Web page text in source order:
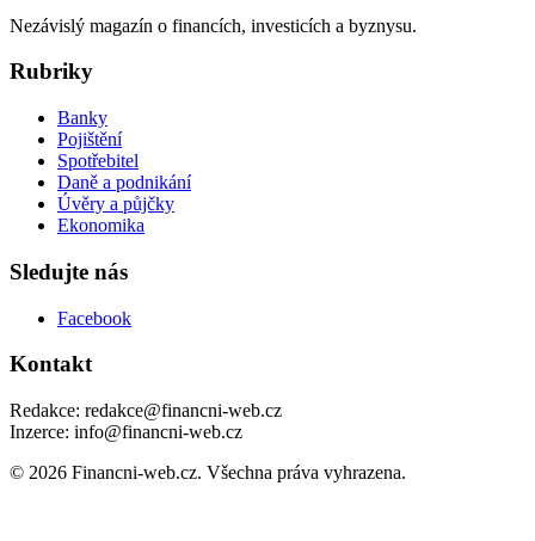
Nezávislý magazín o financích, investicích a byznysu.
Rubriky
Banky
Pojištění
Spotřebitel
Daně a podnikání
Úvěry a půjčky
Ekonomika
Sledujte nás
Facebook
Kontakt
Redakce: redakce@financni-web.cz
Inzerce: info@financni-web.cz
© 2026 Financni-web.cz. Všechna práva vyhrazena.